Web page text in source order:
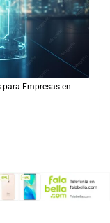
Empresas en